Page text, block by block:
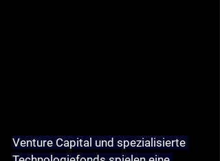
Venture Capital und spezialisierte